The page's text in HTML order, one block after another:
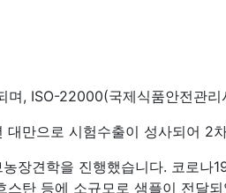
며, ISO-22000(국제식품안전관
만으로 시험수출이 성사되어
장견학을 진행했습니다. 코로
탄 등에 소규모로 샘플이 전달